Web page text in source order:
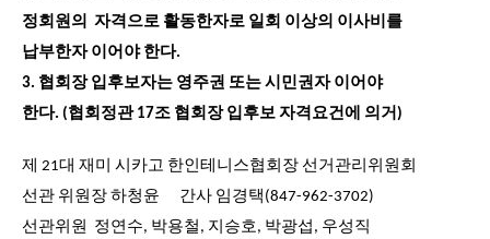
정회원의 자격으로 활동한자로 일회 이상의 이사비를
납부한자 이어야 한다.
3. 협회장 입후보자는 영주권 또는 시민권자 이어야
한다. (협회정관 17조 협회장 입후보 자격요건에 의거 )
제 21대 재미 시카고 한인테니스협회장 선거관리위원회
선관 위원장 하청윤 간사 임경택(847-962-3702)
선관위원 정연수, 박용철, 지승호, 박광섭, 우성직